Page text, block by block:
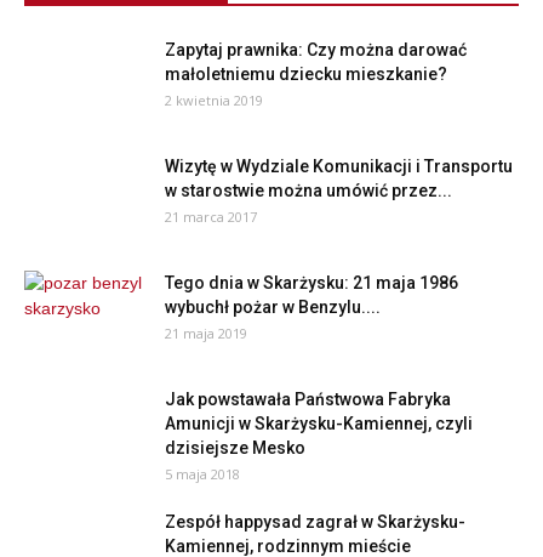
Zapytaj prawnika: Czy można darować
małoletniemu dziecku mieszkanie?
2 kwietnia 2019
Wizytę w Wydziale Komunikacji i Transportu
w starostwie można umówić przez...
21 marca 2017
Tego dnia w Skarżysku: 21 maja 1986
wybuchł pożar w Benzylu....
21 maja 2019
Jak powstawała Państwowa Fabryka
Amunicji w Skarżysku-Kamiennej, czyli
dzisiejsze Mesko
5 maja 2018
Zespół happysad zagrał w Skarżysku-
Kamiennej, rodzinnym mieście